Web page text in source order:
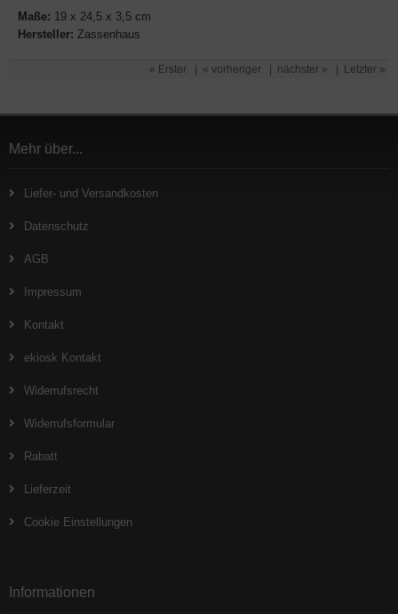
Maße: 19 x 24,5 x 3,5 cm
Hersteller: Zassenhaus
« Erster « vorheriger nächster » Letzter »
Mehr über...
Liefer- und Versandkosten
Datenschutz
AGB
Impressum
Kontakt
ekiosk Kontakt
Widerrufsrecht
Widerrufsformular
Rabatt
Lieferzeit
Cookie Einstellungen
Informationen